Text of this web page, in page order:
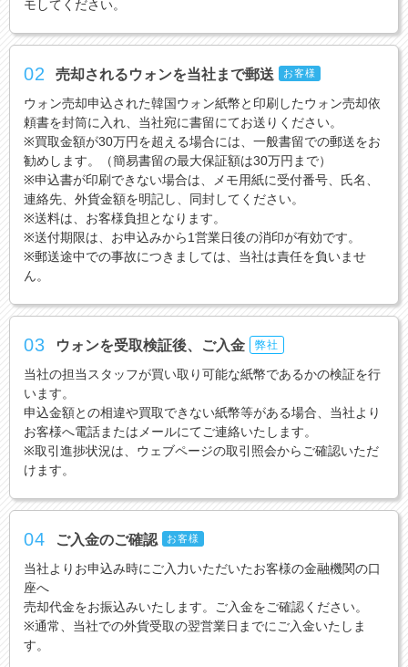
モしてください。
02 売却されるウォンを当社まで郵送 お客様
ウォン売却申込された韓国ウォン紙幣と印刷したウォン売却依
頼書を封筒に入れ、当社宛に書留にてお送りください。
※買取金額が30万円を超える場合には、一般書留での郵送をお
勧めします。（簡易書留の最大保証額は30万円まで）
※申込書が印刷できない場合は、メモ用紙に受付番号、氏名、
連絡先、外貨金額を明記し、同封してください。
※送料は、お客様負担となります。
※送付期限は、お申込みから1営業日後の消印が有効です。
※郵送途中での事故につきましては、当社は責任を負いませ
ん。
03 ウォンを受取検証後、ご入金 弊社
当社の担当スタッフが買い取り可能な紙幣であるかの検証を行
います。
申込金額との相違や買取できない紙幣等がある場合、当社より
お客様へ電話またはメールにてご連絡いたします。
※取引進捗状況は、ウェブページの取引照会からご確認いただ
けます。
04 ご入金のご確認 お客様
当社よりお申込み時にご入力いただいたお客様の金融機関の口
座へ
売却代金をお振込みいたします。ご入金をご確認ください。
※通常、当社での外貨受取の翌営業日までにご入金いたしま
す。